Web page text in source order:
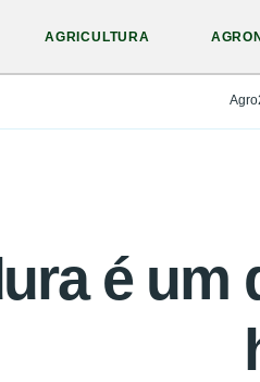
AGRICULTURA
é um